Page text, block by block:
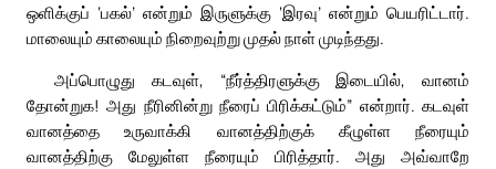
ஒளிக்குப் ‘பகல்’ என்றும் இருளுக்கு ‘இரவு’ என்றும் பெயரிட்டார்.
மாலையும் காலையும் நிறைவுற்று முதல் நாள் முடிந்தது.
அப்பொழுது கடவுள், “நீர்த்திரளுக்கு இடையில், வானம்
தோன்றுக! அது நீரினின்று நீரைப் பிரிக்கட்டும்” என்றார். கடவுள்
வானத்தை உருவாக்கி வானத்திற்குக் கீழுள்ள நீரையும்
வானத்திற்கு மேலுள்ள நீரையும் பிரித்தார். அது அவ்வாறே